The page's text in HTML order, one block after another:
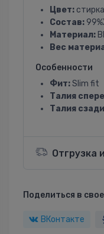
Цвет:
Состав:
Материал:
Вес
Особенности
Фит:Slim fit
Талия
Талия
Отгрузка
Поделиться в
ВКонтакте